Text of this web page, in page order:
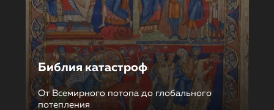
Библия катастроф
От Всемирного потопа до глобального
потепления